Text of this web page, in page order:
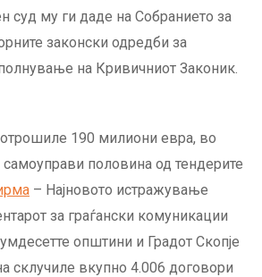
суд му ги даде на Сoбранието за
законски одредби за
на Кривичниот Законик.
190 милиони евра, во
половина од тендерите
– Најновото истражување
за граѓански комуникации
општини и Градот Скопје
склучиле вкупно 4.006 договори